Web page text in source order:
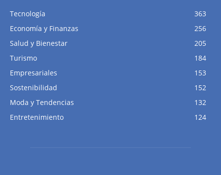
Tecnología
363
Economía y Finanzas
256
Salud y Bienestar
205
Turismo
184
Empresariales
153
Sostenibilidad
152
Moda y Tendencias
132
Entretenimiento
124